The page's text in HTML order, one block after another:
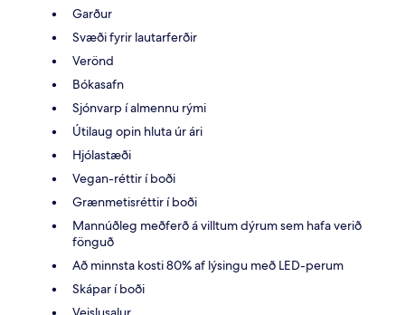
Garður
Svæði fyrir lautarferðir
Verönd
Bókasafn
Sjónvarp í almennu rými
Útilaug opin hluta úr ári
Hjólastæði
Vegan-réttir í boði
Grænmetisréttir í boði
Mannúðleg meðferð á villtum dýrum sem hafa verið
fönguð
Að minnsta kosti 80% af lýsingu með LED-perum
Skápar í boði